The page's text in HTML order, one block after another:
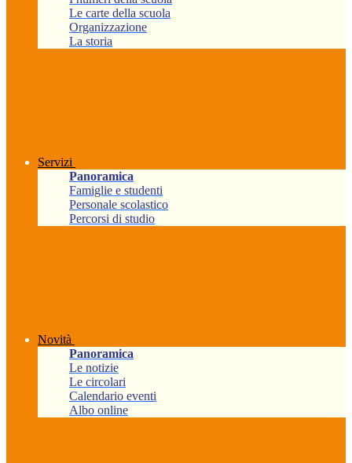
Le carte della scuola
Organizzazione
La storia
Servizi
Panoramica
Famiglie e studenti
Personale scolastico
Percorsi di studio
Novità
Panoramica
Le notizie
Le circolari
Calendario eventi
Albo online